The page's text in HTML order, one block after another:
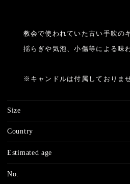
教会で使われていた古い手吹の
揺らぎや気泡、小傷等による味
※キャンドルは付属しておりま
Size
Country
Estimated age
No.